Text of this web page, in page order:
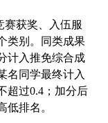
赛获奖、入伍服
类别。同类成果
计入推免综合成
名同学最终计入
超过0.4；加分后
低排名。